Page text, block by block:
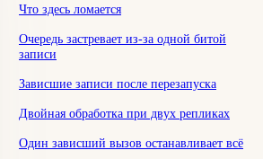
Что здесь ломается
Очередь застревает из-за одной битой
записи
Зависшие записи после перезапуска
Двойная обработка при двух репликах
Один зависший вызов останавливает всё